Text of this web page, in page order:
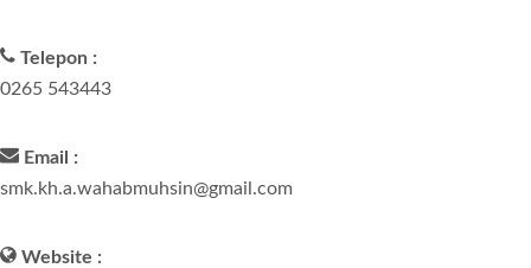
Telepon :
0265 543443
Email :
smk.kh.a.wahabmuhsin@gmail.com
Website :